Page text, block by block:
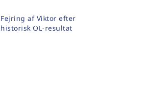
Fejring af Viktor efter
historisk OL-resultat